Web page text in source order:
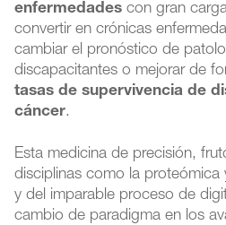
enfermedades con gran
convertir en crónicas
cambiar el pronóstico de
discapacitantes o mejorar de
tasas de supervivencia de
cáncer.
Esta medicina de precisión,
disciplinas como la proteómica
y del imparable proceso de
cambio de paradigma en los